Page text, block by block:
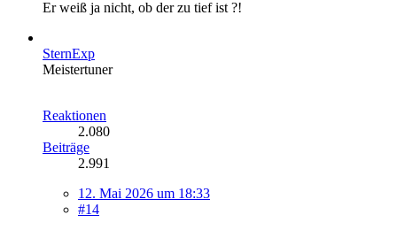
Er weiß ja nicht, ob der zu tief ist ?!
SternExp
Meistertuner
Reaktionen
2.080
Beiträge
2.991
12. Mai 2026 um 18:33
#14